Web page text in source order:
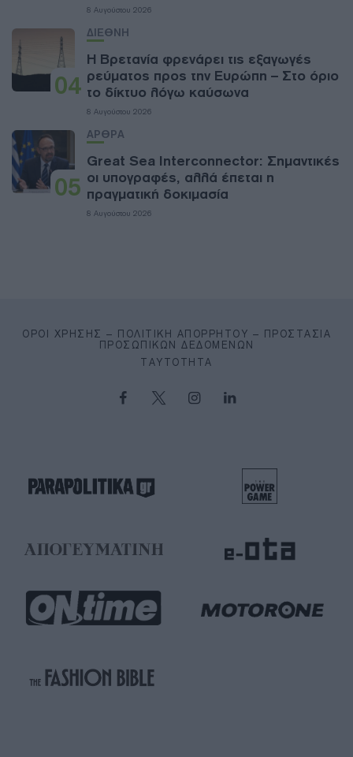
8 Αυγούστου 2026
04
ΔΙΕΘΝΗ
Η Βρετανία φρενάρει τις εξαγωγές
ρεύματος προς την Ευρώπη – Στο όριο
το δίκτυο λόγω καύσωνα
8 Αυγούστου 2026
05
ΑΡΘΡΑ
Great Sea Interconnector: Σημαντικές
οι υπογραφές, αλλά έπεται η
πραγματική δοκιμασία
8 Αυγούστου 2026
ΌΡΟΙ ΧΡΉΣΗΣ – ΠΟΛΙΤΙΚΉ ΑΠΟΡΡΉΤΟΥ – ΠΡΟΣΤΑΣΊΑ
ΠΡΟΣΩΠΙΚΏΝ ΔΕΔΟΜΈΝΩΝ
ΤΑΥΤΌΤΗΤΑ